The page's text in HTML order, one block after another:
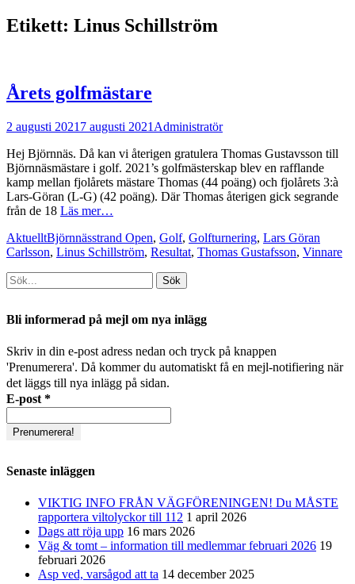
Etikett: Linus Schillström
Årets golfmästare
Postades
2 augusti 2021 7 augusti 2021 Författare
Administratör
Hej Björnnäs. Då kan vi återigen gratulera Thomas Gustavsson till
Björnnäsmästare i golf. 2021’s golfmästerskap blev en rafflande
kamp mellan fjolårets mästare Thomas (44 poäng) och fjolårets 3:à
Lars-Göran (L-G) (42 poäng). Där Thomas återigen gick segrande
från de 18 Läs mer…
Kategorier
AktuelltTaggar
Björnnässtrand Open, Golf, Golfturnering, Lars Göran
Carlsson, Linus Schillström, Resultat, Thomas Gustafsson, Vinnare
Sök
efter:
Bli informerad på mejl om nya inlägg
Skriv in din e-post adress nedan och tryck på knappen
'Prenumerera'. Då kommer du automatiskt få en mejl-notifiering när
det läggs till nya inlägg på sidan.
E-post *
Senaste inläggen
VIKTIG INFO FRÅN VÄGFÖRENINGEN! Du MÅSTE
rapportera viltolyckor till 112 1 april 2026
Dags att röja upp 16 mars 2026
Väg & tomt – information till medlemmar februari 2026 19
februari 2026
Asp ved, varsågod att ta 14 december 2025